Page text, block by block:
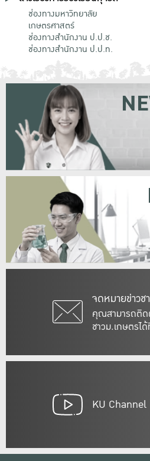
ช่องทางมหาวิทยาลัย
เกษตรศาสตร์
ช่องทางสำนักงาน ป.ป.ช.
ช่องทางสำนักงาน ป.ป.ท.
จดหมายข่าวช
คุณสามารถติด
ชาวม.เกษตรไ
KU Channel